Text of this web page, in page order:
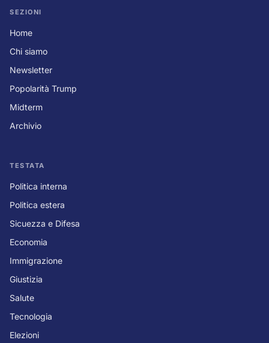
SEZIONI
Home
Chi siamo
Newsletter
Popolarità Trump
Midterm
Archivio
TESTATA
Politica interna
Politica estera
Sicuezza e Difesa
Economia
Immigrazione
Giustizia
Salute
Tecnologia
Elezioni